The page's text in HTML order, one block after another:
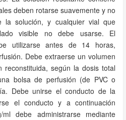
deben rotarse suavemente y no
la solución, y cualquier vial que
visible no debe usarse. El
utilizarse antes de 14 horas,
Debe extraerse un volumen
según la dosis total
bolsa de perfusión (de PVC o
Debe unirse el conducto de la
el conducto y a continuación
debe administrarse mediante